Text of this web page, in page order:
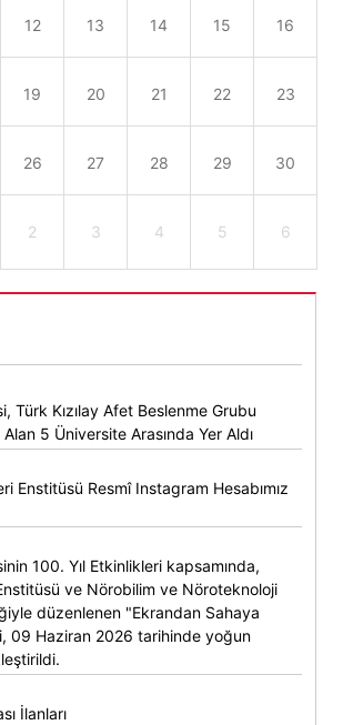
12 13 14 15 16
19 20 21 22 23
26 27 28 29 30
2 3 4 5 6
Türk Kızılay Afet Beslenme Grubu
5 Üniversite Arasında Yer Aldı
Enstitüsü Resmî Instagram Hesabımız
100. Yıl Etkinlikleri kapsamında,
ve Nörobilim ve Nöroteknoloji
düzenlenen "Ekrandan Sahaya
09 Haziran 2026 tarihinde yoğun
İlanları